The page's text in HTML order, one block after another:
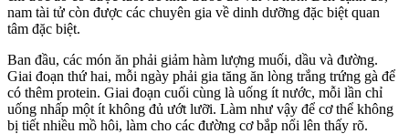
nam tài tử còn được các chuyên gia về dinh dưỡng đặc biệt quan
tâm đặc biệt.
Ban đầu, các món ăn phải giảm hàm lượng muối, dầu và đường.
Giai đoạn thứ hai, mỗi ngày phải gia tăng ăn lòng trắng trứng gà để
có thêm protein. Giai đoạn cuối cùng là uống ít nước, mỗi lần chỉ
uống nhấp một ít không đủ ướt lưỡi. Làm như vậy để c‌ơ th‌ể không
bị tiết nhiều mồ hôi, làm cho các đường cơ bắp nổi lên thấy rõ.